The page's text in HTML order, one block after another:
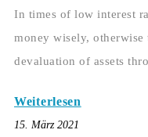
In times of low interest
money wisely,
devaluation of assets
Weiterlesen
15. März 2021